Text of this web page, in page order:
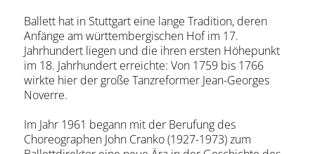
Ballett hat in Stuttgart eine lange Tradition, deren
Anfänge am württembergischen Hof im 17.
Jahrhundert liegen und die ihren ersten Höhepunkt
im 18. Jahrhundert erreichte: Von 1759 bis 1766
wirkte hier der große Tanzreformer Jean-Georges
Noverre.
Im Jahr 1961 begann mit der Berufung des
Choreographen John Cranko (1927-1973) zum